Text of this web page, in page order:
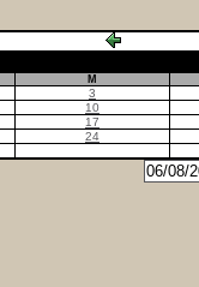
M
3
10
17
24